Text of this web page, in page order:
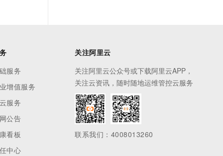
服务
增值服务
服务
公告
看板
中心
关注阿里云
关注阿里云公众号或下载阿里云APP，
关注云资讯，随时随地运维管控云服务
联系我们：4008013260